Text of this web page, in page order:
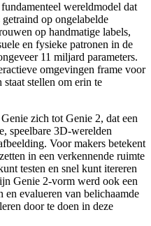
wereldmodel dat
op ongelabelde
op handmatige labels,
en fysieke patronen in de
11 miljard parameters.
omgevingen frame voor
stellen om erin te
zich tot Genie 2, dat een
speelbare 3D-werelden
Voor makers betekent
in een verkennende ruimte
testen en snel kunt itereren
Genie 2-vorm werd ook een
evalueren van belichaamde
door te doen in deze